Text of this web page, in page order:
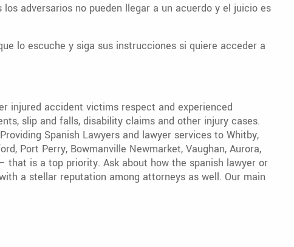
adversarios no pueden llegar a un acuerdo y el juicio es
lo escuche y siga sus instrucciones si quiere acceder a
injured accident victims respect and experienced
slip and falls, disability claims and other injury cases.
Spanish Lawyers and lawyer services to Whitby,
Port Perry, Bowmanville Newmarket, Vaughan, Aurora,
that is a top priority. Ask about how the spanish lawyer or
a stellar reputation among attorneys as well. Our main